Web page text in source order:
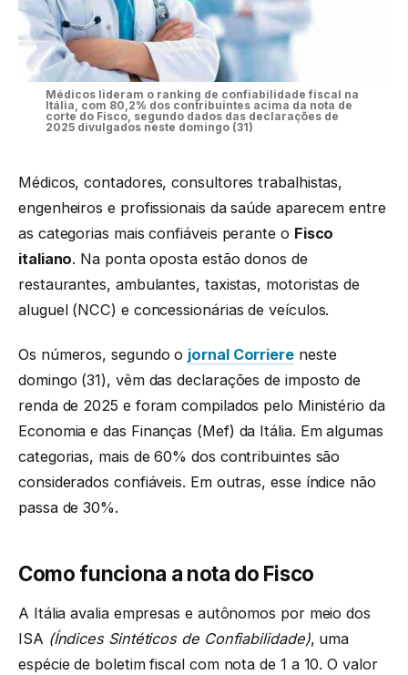
Médicos lideram o ranking de confiabilidade fiscal na
Itália, com 80,2% dos contribuintes acima da nota de
corte do Fisco, segundo dados das declarações de
2025 divulgados neste domingo (31)
Médicos, contadores, consultores trabalhistas,
engenheiros e profissionais da saúde aparecem entre
as categorias mais confiáveis perante o Fisco
italiano. Na ponta oposta estão donos de
restaurantes, ambulantes, taxistas, motoristas de
aluguel (NCC) e concessionárias de veículos.
Os números, segundo o jornal Corriere neste
domingo (31), vêm das declarações de imposto de
renda de 2025 e foram compilados pelo Ministério da
Economia e das Finanças (Mef) da Itália. Em algumas
categorias, mais de 60% dos contribuintes são
considerados confiáveis. Em outras, esse índice não
passa de 30%.
Como funciona a nota do Fisco
A Itália avalia empresas e autônomos por meio dos
ISA (Índices Sintéticos de Confiabilidade), uma
espécie de boletim fiscal com nota de 1 a 10. O valor